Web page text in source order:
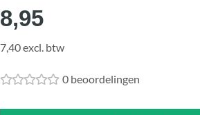
8,95
7,40 excl. btw
0 beoordelingen